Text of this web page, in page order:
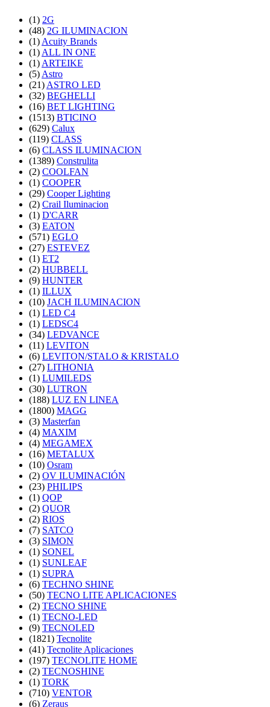
(1) 2G
(48) 2G ILUMINACION
(1) Acuity Brands
(1) ALL IN ONE
(1) ARTEIKE
(5) Astro
(21) ASTRO LED
(32) BEGHELLI
(16) BET LIGHTING
(1513) BTICINO
(629) Calux
(119) CLASS
(6) CLASS ILUMINACION
(1389) Construlita
(2) COOLFAN
(1) COOPER
(29) Cooper Lighting
(2) Crail Iluminacion
(1) D'CARR
(3) EATON
(571) EGLO
(27) ESTEVEZ
(1) ET2
(2) HUBBELL
(9) HUNTER
(1) ILLUX
(10) JACH ILUMINACION
(1) LED C4
(1) LEDSC4
(34) LEDVANCE
(11) LEVITON
(6) LEVITON/STALO & KRISTALO
(27) LITHONIA
(1) LUMILEDS
(30) LUTRON
(188) LUZ EN LINEA
(1800) MAGG
(3) Masterfan
(4) MAXIM
(4) MEGAMEX
(16) METALUX
(10) Osram
(2) OV ILUMINACIÓN
(23) PHILIPS
(1) QOP
(2) QUOR
(2) RIOS
(7) SATCO
(3) SIMON
(1) SONEL
(1) SUNLEAF
(1) SUPRA
(6) TECHNO SHINE
(50) TECNO LITE APLICACIONES
(2) TECNO SHINE
(1) TECNO-LED
(9) TECNOLED
(1821) Tecnolite
(41) Tecnolite Aplicaciones
(197) TECNOLITE HOME
(2) TECNOSHINE
(1) TORK
(710) VENTOR
(6) Zeraus